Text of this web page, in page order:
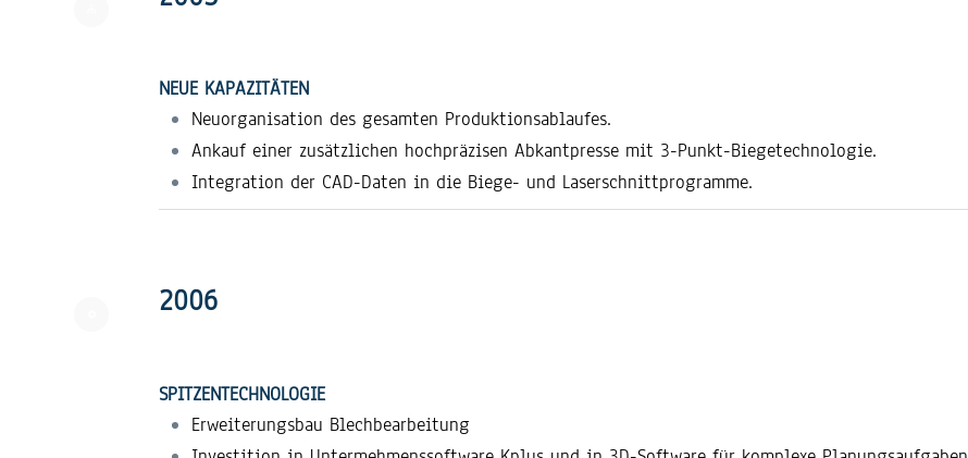
NEUE KAPAZITÄTEN
Neuorganisation des gesamten Produktionsablaufes.
Ankauf einer zusätzlichen hochpräzisen Abkantpresse mit 3-Punkt-Biegetechnologie.
Integration der CAD-Daten in die Biege- und Laserschnittprogramme.
2006
SPITZENTECHNOLOGIE
Erweiterungsbau Blechbearbeitung